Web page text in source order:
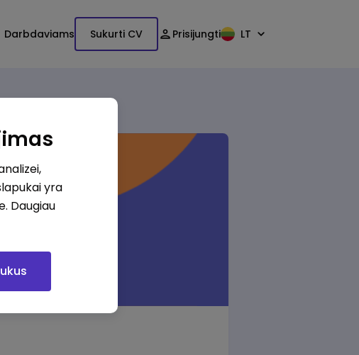
Darbdaviams Sukurti CV Prisijungti LT
yra
Daugiau